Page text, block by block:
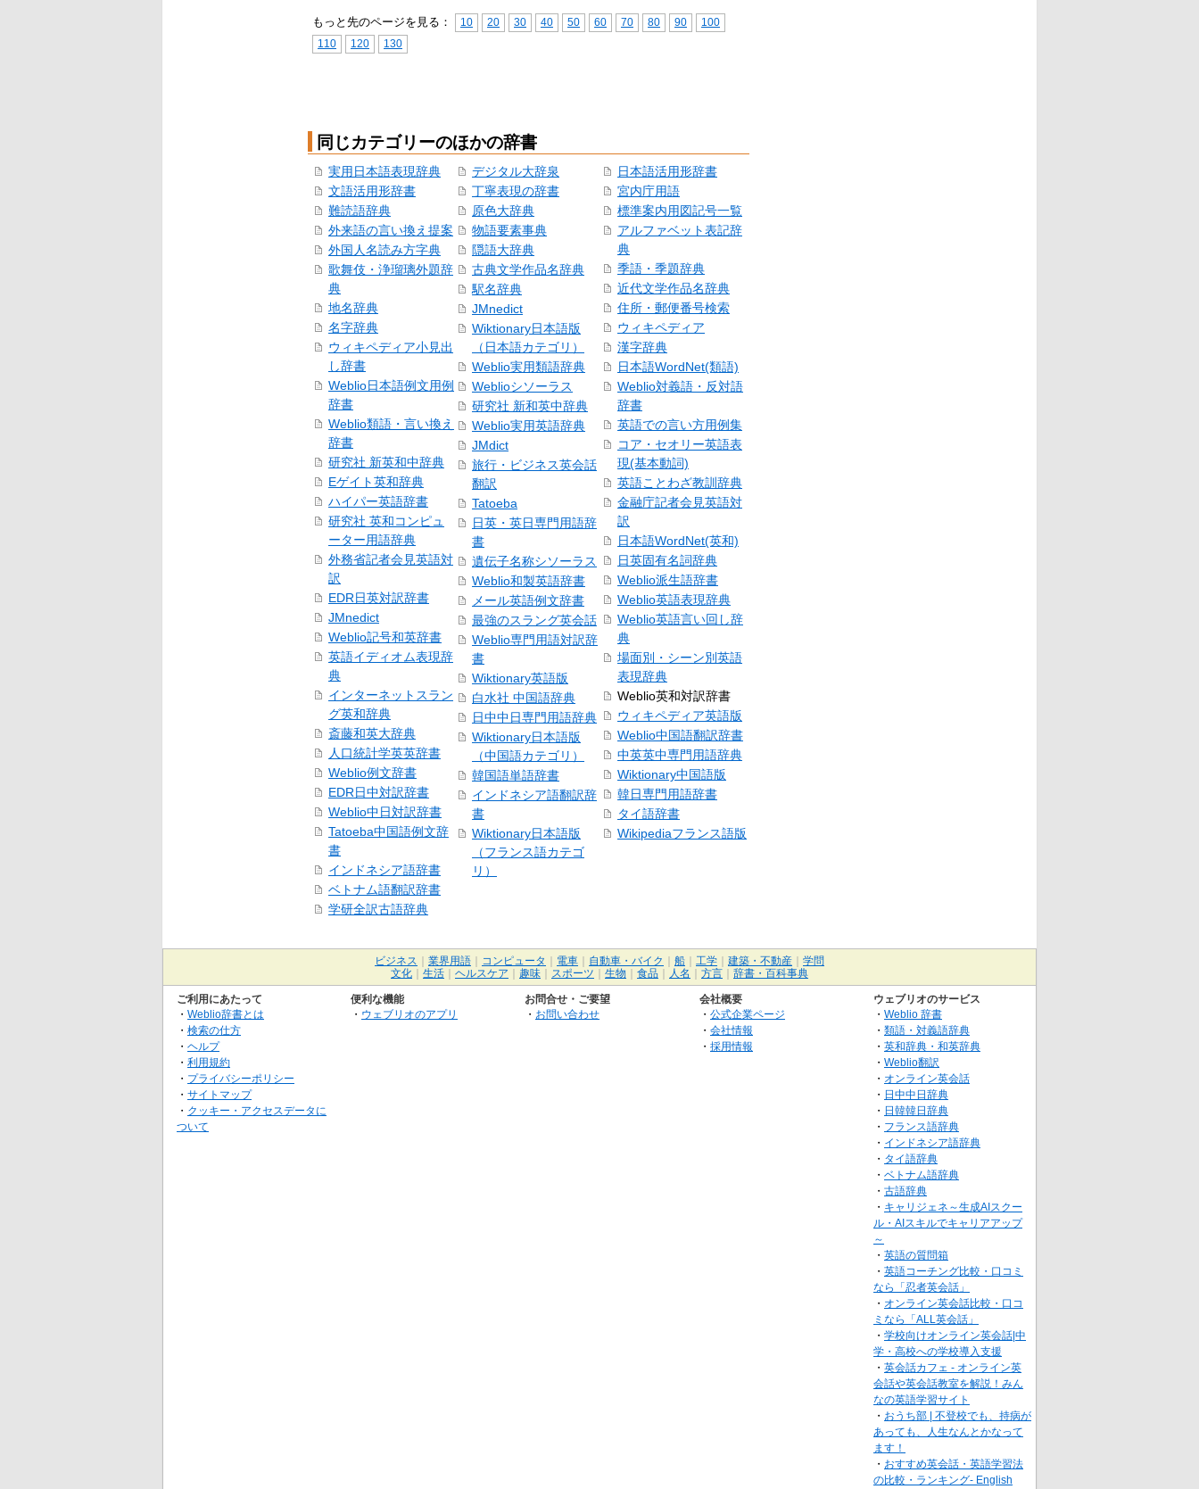
もっと先のページを見る： 10 20 30 40 50 60 70 80 90
100
110
120 130
同じカテゴリーのほかの辞書
実用日本語表現辞典
文語活用形辞書
難読語辞典
外来語の言い換え提案
外国人名読み方字典
歌舞伎・浄瑠璃外題辞
典
地名辞典
名字辞典
ウィキペディア小見出
し辞書
Weblio日本語例文用例
辞書
Weblio類語・言い換え
辞書
研究社 新英和中辞典
Eゲイト英和辞典
ハイパー英語辞書
研究社 英和コンピュ
ーター用語辞典
外務省記者会見英語対
訳
EDR日英対訳辞書
JMnedict
Weblio記号和英辞書
英語イディオム表現辞
典
インターネットスラン
グ英和辞典
斎藤和英大辞典
人口統計学英英辞書
Weblio例文辞書
EDR日中対訳辞書
Weblio中日対訳辞書
Tatoeba中国語例文辞
書
インドネシア語辞書
ベトナム語翻訳辞書
学研全訳古語辞典
デジタル大辞泉
丁寧表現の辞書
原色大辞典
物語要素事典
隠語大辞典
古典文学作品名辞典
駅名辞典
JMnedict
Wiktionary日本語版
（日本語カテゴリ）
Weblio実用類語辞典
Weblioシソーラス
研究社 新和英中辞典
Weblio実用英語辞典
JMdict
旅行・ビジネス英会話
翻訳
Tatoeba
日英・英日専門用語辞
書
遺伝子名称シソーラス
Weblio和製英語辞書
メール英語例文辞書
最強のスラング英会話
Weblio専門用語対訳辞
書
Wiktionary英語版
白水社 中国語辞典
日中中日専門用語辞典
Wiktionary日本語版
（中国語カテゴリ）
韓国語単語辞書
インドネシア語翻訳辞
書
Wiktionary日本語版
（フランス語カテゴ
リ）
日本語活用形辞書
宮内庁用語
標準案内用図記号一覧
アルファベット表記辞
典
季語・季題辞典
近代文学作品名辞典
住所・郵便番号検索
ウィキペディア
漢字辞典
日本語WordNet(類語)
Weblio対義語・反対語
辞書
英語での言い方用例集
コア・セオリー英語表
現(基本動詞)
英語ことわざ教訓辞典
金融庁記者会見英語対
訳
日本語WordNet(英和)
日英固有名詞辞典
Weblio派生語辞書
Weblio英語表現辞典
Weblio英語言い回し辞
典
場面別・シーン別英語
表現辞典
Weblio英和対訳辞書
ウィキペディア英語版
Weblio中国語翻訳辞書
中英英中専門用語辞典
Wiktionary中国語版
韓日専門用語辞書
タイ語辞書
Wikipediaフランス語版
ビジネス 業界用語 コンピュータ 電車 自動車・バイク 船 工学 建築・不動産
学問
文化
生活 ヘルスケア 趣味 スポーツ 生物 食品 人名 方言 辞書・百科事典
ご利用にあたって
・ Weblio辞書とは
・ 検索の仕方
・ ヘルプ
・ 利用規約
・ プライバシーポリシー
・ サイトマップ
・ クッキー・アクセスデータに
ついて
便利な機能
・ ウェブリオのアプリ
お問合せ・ご要望
・ お問い合わせ
会社概要
・ 公式企業ページ
・ 会社情報
・ 採用情報
ウェブリオのサービス
・ Weblio 辞書
・ 類語・対義語辞典
・ 英和辞典・和英辞典
・ Weblio翻訳
・ オンライン英会話
・ 日中中日辞典
・ 日韓韓日辞典
・ フランス語辞典
・ インドネシア語辞典
・ タイ語辞典
・ ベトナム語辞典
・ 古語辞典
・ キャリジェネ～生成AIスクー
ル・AIスキルでキャリアアップ
～
・ 英語の質問箱
・ 英語コーチング比較・口コミ
なら「忍者英会話」
・ オンライン英会話比較・口コ
ミなら「ALL英会話」
・ 学校向けオンライン英会話|中
学・高校への学校導入支援
・ 英会話カフェ - オンライン英
会話や英会話教室を解説！みん
なの英語学習サイト
・ おうち部 | 不登校でも、持病が
あっても、人生なんとかなって
ます！
・ おすすめ英会話・英語学習法
の比較・ランキング- English